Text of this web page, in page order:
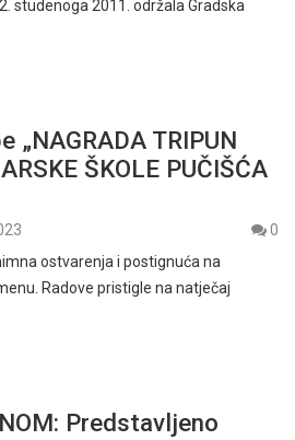
studenoga 2011. održala Gradska
„NAGRADA TRIPUN
ŠKOLE PUČIŠĆA
0
ostvarenja i postignuća na
Radove pristigle na natječaj
Predstavljeno